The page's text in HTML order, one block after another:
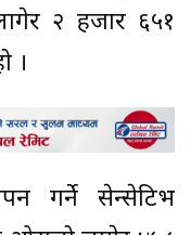
२ हजार ६५१
।
गर्ने सेन्सेटिभ